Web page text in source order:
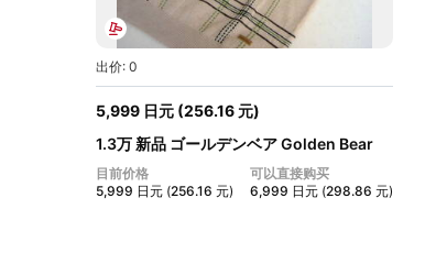
出价: 0
5,999 日元 (256.16 元)
1.3万 新品 ゴールデンベア Golden Bear
メ...
目前价格
5,999 日元 (256.16 元)
可以直接购买
6,999 日元 (298.86 元)